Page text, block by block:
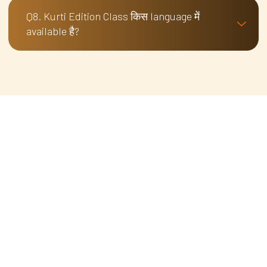
जिससे आप किसी भी size में kurti बना सकते हैं।
Q8. Kurti Edition Class किस language में
available है?